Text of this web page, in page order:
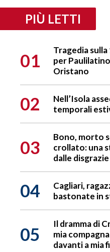
PIÙ LETTI
01
Tragedia
per
Oristano
02
Nell’Isola
temporali
03
Bono, morto
crollato: una
dalle disgrazie
04
Cagliari,
bastonate in
05
Il dramma di
mia
davanti a mia